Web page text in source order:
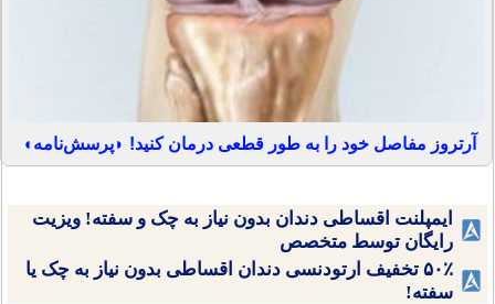
آرتروز مفاصل خود را به طور قطعی درمان کنید! ◗پرسش‌نامه◖
ایمپلنت اقساطی دندان بدون نیاز به چک و سفته! ویزیت
رایگان توسط متخصص
۵۰٪ تخفیف ارتودنسی دندان اقساطی بدون نیاز به چک یا
سفته!